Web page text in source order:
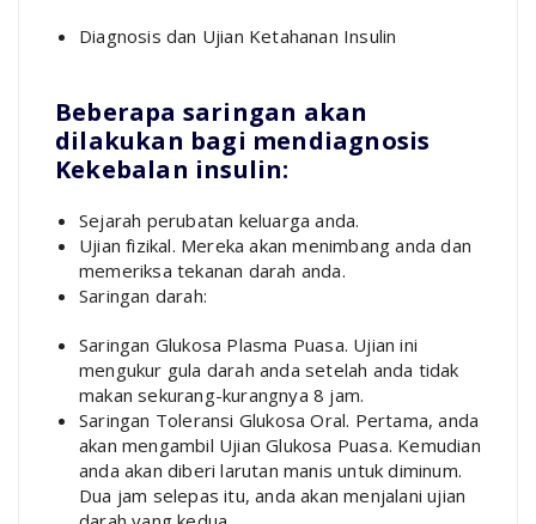
Diagnosis dan Ujian Ketahanan Insulin
Beberapa saringan akan
dilakukan bagi mendiagnosis
Kekebalan insulin:
Sejarah perubatan keluarga anda.
Ujian fizikal. Mereka akan menimbang anda dan
memeriksa tekanan darah anda.
Saringan darah:
Saringan Glukosa Plasma Puasa. Ujian ini
mengukur gula darah anda setelah anda tidak
makan sekurang-kurangnya 8 jam.
Saringan Toleransi Glukosa Oral. Pertama, anda
akan mengambil Ujian Glukosa Puasa. Kemudian
anda akan diberi larutan manis untuk diminum.
Dua jam selepas itu, anda akan menjalani ujian